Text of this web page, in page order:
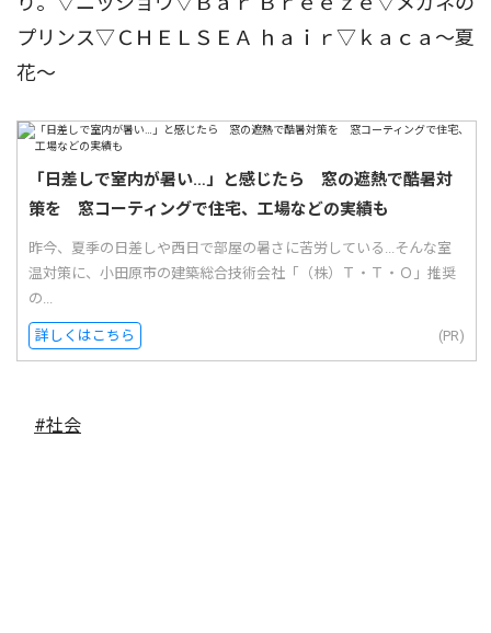
プリンス▽ＣＨＥＬＳＥＡ ｈａｉｒ▽ｋａｃａ〜夏
花〜
「日差しで室内が暑い…」と感じたら 窓の遮熱で酷暑対
策を 窓コーティングで住宅、工場などの実績も
昨今、夏季の日差しや西日で部屋の暑さに苦労している...そんな室
温対策に、小田原市の建築総合技術会社「（株）Ｔ・Ｔ・Ｏ」推奨
の...
詳しくはこちら (PR)
#社会